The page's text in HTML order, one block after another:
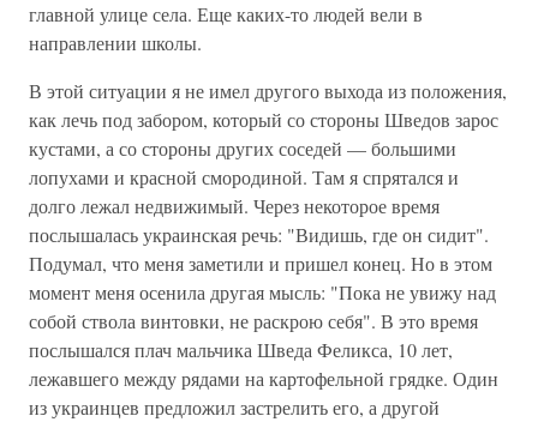
главной улице села. Еще каких-то людей вели в
направлении школы.
В этой ситуации я не имел другого выхода из положения,
как лечь под забором, который со стороны Шведов зарос
кустами, а со стороны других соседей — большими
лопухами и красной смородиной. Там я спрятался и
долго лежал недвижимый. Через некоторое время
послышалась украинская речь: "Видишь, где он сидит".
Подумал, что меня заметили и пришел конец. Но в этом
момент меня осенила другая мысль: "Пока не увижу над
собой ствола винтовки, не раскрою себя". В это время
послышался плач мальчика Шведа Феликса, 10 лет,
лежавшего между рядами на картофельной грядке. Один
из украинцев предложил застрелить его, а другой